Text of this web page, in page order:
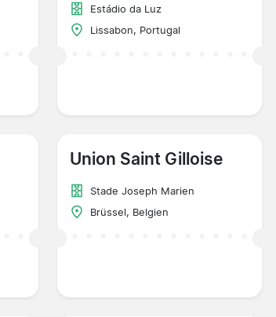
Estádio da Luz
Lissabon, Portugal
Union Saint Gilloise
Stade Joseph Marien
Brüssel, Belgien